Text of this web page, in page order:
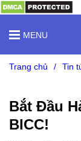
MENU
Trang chủ / Tin
Bắt Đầu
BICC!